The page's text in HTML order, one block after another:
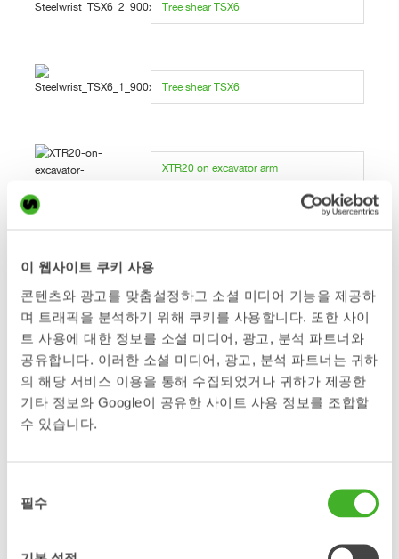
이 웹사이트 쿠키 사용
콘텐츠와 광고를 맞춤설정하고 소셜 미디어 기능을 제공하
며 트래픽을 분석하기 위해 쿠키를 사용합니다. 또한 사이
트 사용에 대한 정보를 소셜 미디어, 광고, 분석 파트너와
공유합니다. 이러한 소셜 미디어, 광고, 분석 파트너는 귀하
의 해당 서비스 이용을 통해 수집되었거나 귀하가 제공한
기타 정보와 Google이 공유한 사이트 사용 정보를 조합할
수 있습니다.
필수
Tree shear TSX6
Tree shear TSX6
XTR20 on excavator arm
XTR20 highlighting OptiLube